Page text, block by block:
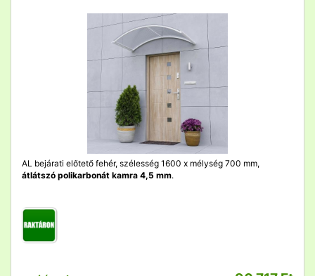
AL bejárati előtető fehér, szélesség 1600 x mélység 700 mm,
átlátszó polikarbonát kamra 4,5 mm.